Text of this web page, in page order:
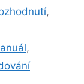
,
,